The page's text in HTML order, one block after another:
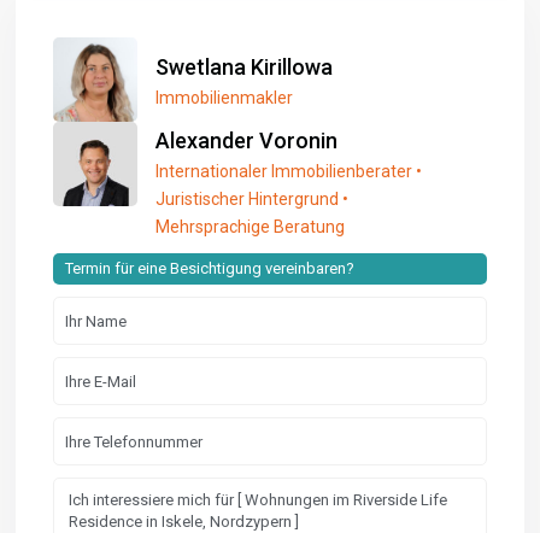
Swetlana Kirillowa
Immobilienmakler
Alexander Voronin
Internationaler Immobilienberater •
Juristischer Hintergrund •
Mehrsprachige Beratung
Termin für eine Besichtigung vereinbaren?